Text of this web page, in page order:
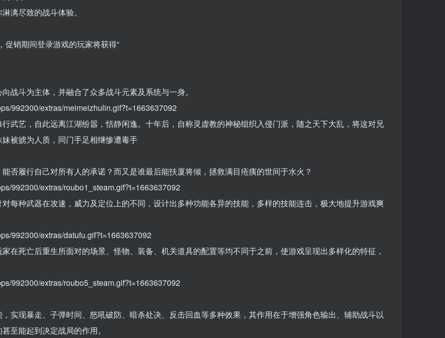
漓尽致的战斗体验。
销期间登录游戏的玩家将获得“
战斗为主体，并融合了众多战斗元素及系统与一身。
992300/extras/meimeizhulin.gif?t=1663637092
武艺，自此远离江湖纷嚣，恬静闲逸。十年后，自称灵虚教的神秘组织入侵门派，随之天下大乱，将这对兄
被掳为人质，同门手足相继惨遭毒手
否履行自己对所有人的承诺？而又是谁最后能扶厦将倾，拯救满目疮痍的世间于水火？
992300/extras/roubo1_steam.gif?t=1663637092
每种武器在攻速，威力及定位上的不同，设计出多种功能各异的技能，多样的技能连击，极大地提升游戏爽
992300/extras/datufu.gif?t=1663637092
在死亡后重生所面对的场景、怪物、装备、机关道具的配置等均不同于之前，使游戏呈现出多样化的特征，
992300/extras/roubo5_steam.gif?t=1663637092
实现暴走、子弹时间、怒吼破防、暗杀处决、反击回血等多种效果，其作用在于增强角色输出、辅助战斗以
至能起到决定战局的作用。